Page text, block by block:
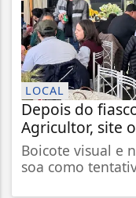
LOCAL
Depois do
Agricultor, site
Boicote visual e
soa como